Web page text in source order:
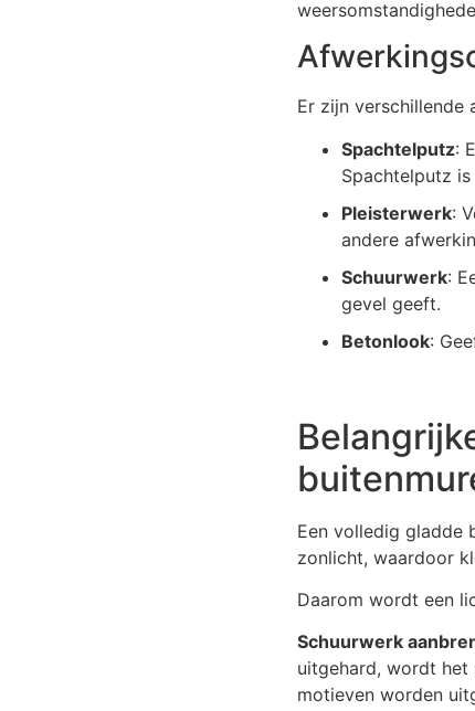
Er zijn verschillende
Spachtelputz:
Spachtelputz
Pleisterwerk:
andere
Schuurwerk:
gevel geeft.
Betonlook:
Een volledig gladde
zonlicht, waardoor
Daarom wordt een
Schuurwerk
uitgehard, wordt het
motieven worden